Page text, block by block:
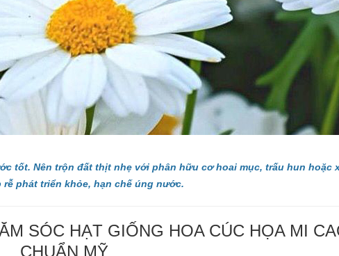
tốt. Nên trộn đất thịt nhẹ với phân hữu cơ hoai mục, trấu hun hoặc
rễ phát triển khỏe, hạn chế úng nước.
SÓC HẠT GIỐNG HOA CÚC HỌA MI
CHUẨN MỸ